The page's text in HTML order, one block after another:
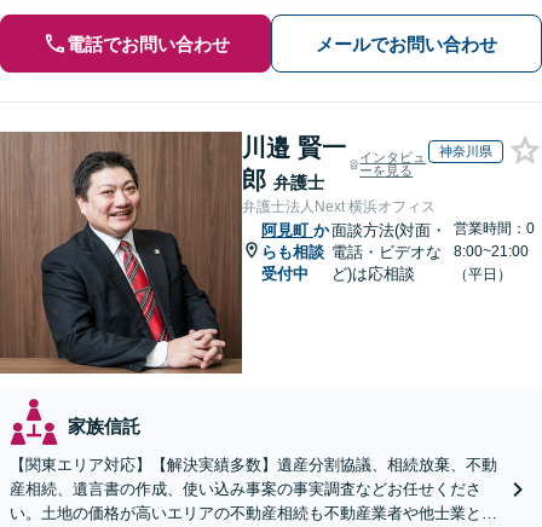
電話でお問い合わせ メールでお問い合わせ
川邉 賢一
郎 弁護士
インタビュ
ーを見る
神奈川県
弁護士法人Next 横浜オフィス
阿見町 か
らも相談
受付中
面談方法(対面・
電話・ビデオな
ど)は応相談
営業時間：0
8:00~21:00
（平日）
家族信託
【関東エリア対応】【解決実績多数】遺産分割協議、相続放棄、不動
産相続、遺言書の作成、使い込み事案の事実調査などお任せくださ
い。土地の価格が高いエリアの不動産相続も不動産業者や他士業と連